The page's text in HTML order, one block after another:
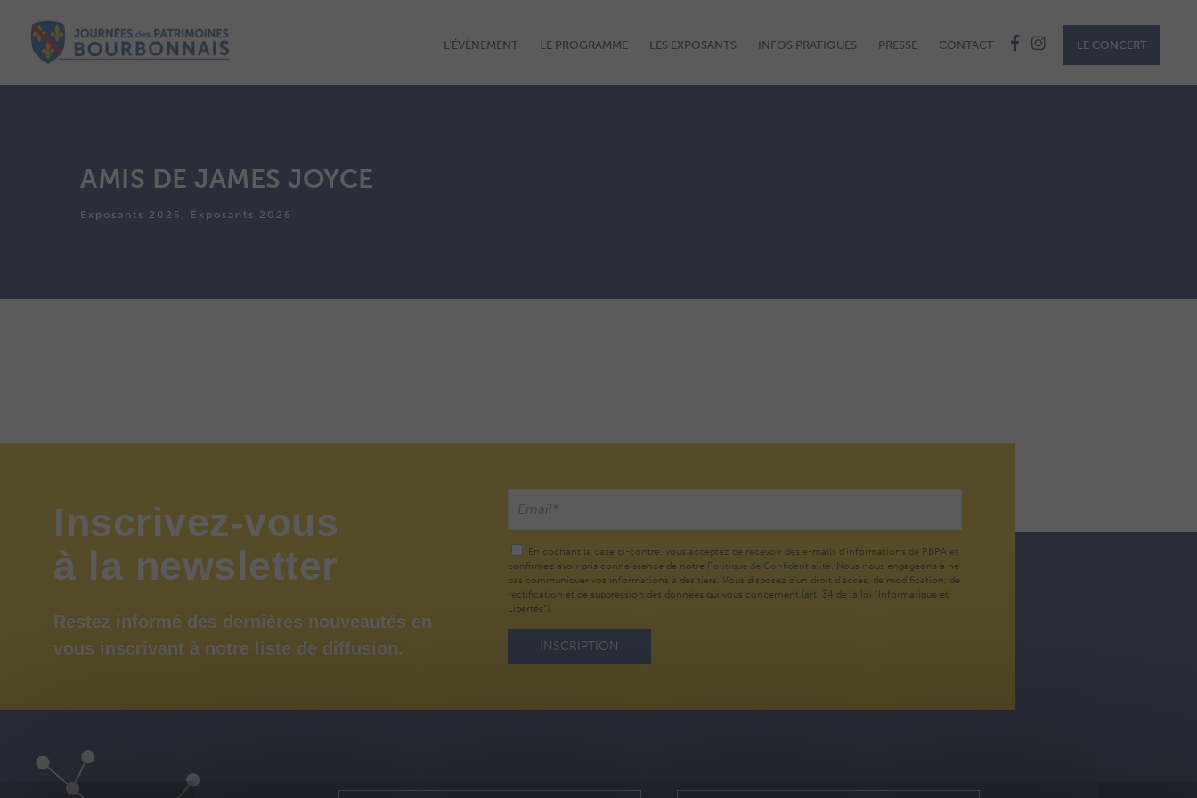
L’ÉVÈNEMENT LE PROGRAMME LES EXPOSANTS INFOS PRATIQUES PRESSE CONTACT LE CONCERT
AMIS DE JAMES JOYCE
Exposants 2025, Exposants 2026
Inscrivez-vous
à la newsletter
Restez informé des dernières nouveautés en
vous inscrivant à notre liste de diffusion.
En cochant la case ci-contre, vous acceptez de recevoir des e-mails d’informations de PBPA et
confirmez avoir pris connaissance de notre Politique de Confidentialité. Nous nous engageons à ne
pas communiquer vos informations à des tiers. Vous disposez d'un droit d'accès, de modification, de
rectification et de suppression des données qui vous concernent (art. 34 de la loi "Informatique et
Libertés").